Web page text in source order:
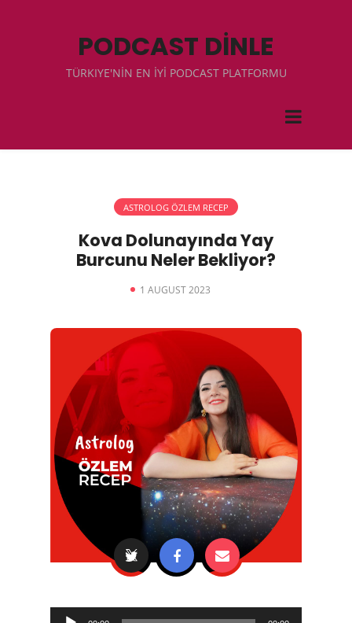
PODCAST DİNLE
TÜRKIYE'NİN EN İYİ PODCAST PLATFORMU
ASTROLOG ÖZLEM RECEP
Kova Dolunayında Yay
Burcunu Neler Bekliyor?
1 AUGUST 2023
Audio